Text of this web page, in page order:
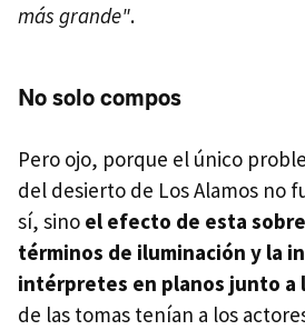
más grande".
No solo compos
Pero ojo, porque el único
del desierto de Los Alamos no
sí, sino el efecto de esta
términos de iluminación y la
intérpretes en planos junto a
de las tomas tenían a los